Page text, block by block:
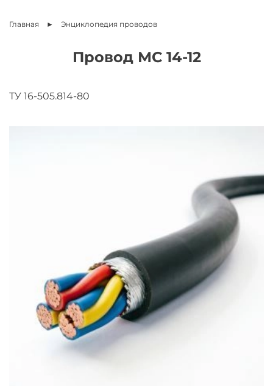
Главная Энциклопедия проводов
Провод МС 14-12
ТУ 16-505.814-80